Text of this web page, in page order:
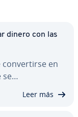
dinero con las
en
se…
Leer más